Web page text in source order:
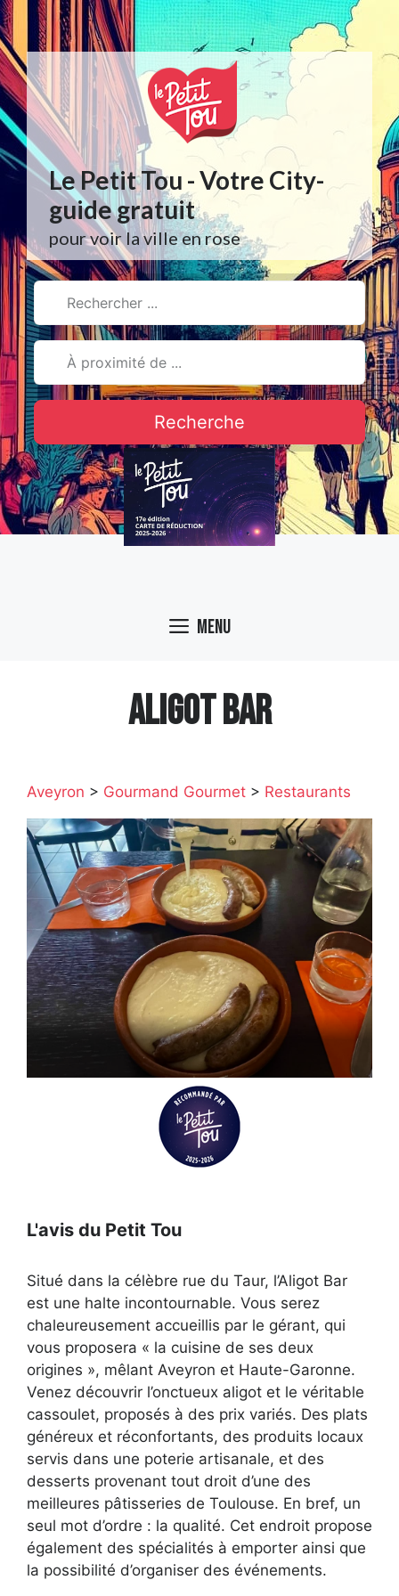
Aller
au
contenu
Le Petit Tou - Votre City-
guide gratuit
pour voir la ville en rose
Recherche
Menu
ALIGOT BAR
Aveyron > Gourmand Gourmet > Restaurants
L'avis du Petit Tou
Situé dans la célèbre rue du Taur, l’Aligot Bar
est une halte incontournable. Vous serez
chaleureusement accueillis par le gérant, qui
vous proposera « la cuisine de ses deux
origines », mêlant Aveyron et Haute-Garonne.
Venez découvrir l’onctueux aligot et le véritable
cassoulet, proposés à des prix variés. Des plats
généreux et réconfortants, des produits locaux
servis dans une poterie artisanale, et des
desserts provenant tout droit d’une des
meilleures pâtisseries de Toulouse. En bref, un
seul mot d’ordre : la qualité. Cet endroit propose
également des spécialités à emporter ainsi que
la possibilité d’organiser des événements.